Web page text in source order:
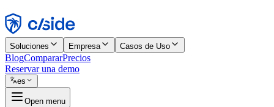
Rechazar
Soluciones Empresa Casos de Uso
BlogCompararPrecios
Reservar una demo
es
Open menu